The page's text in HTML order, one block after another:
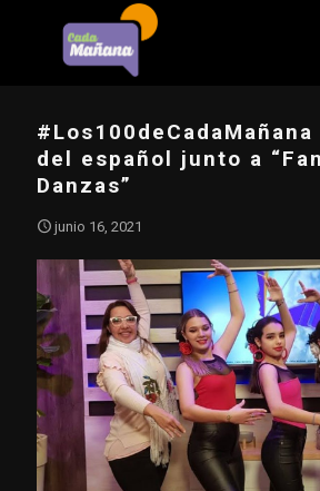
del español junto a
Danzas”
junio 16, 2021